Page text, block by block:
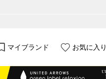
マイブランド お気に入り